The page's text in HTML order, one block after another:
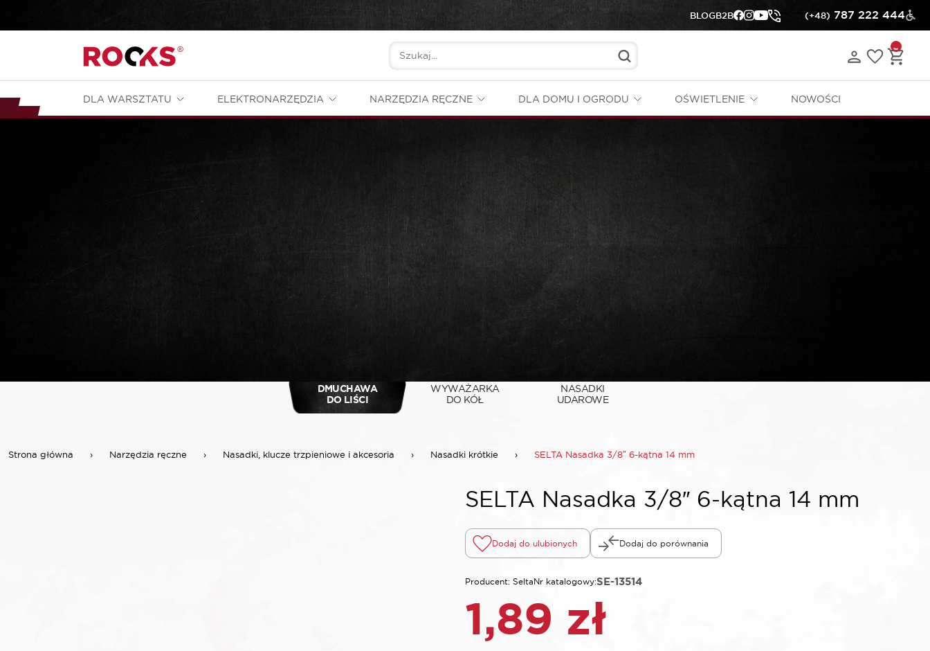
BLOGB2B (+48) 787 222 444
DLA WARSZTATU ELEKTRONARZĘDZIA NARZĘDZIA RĘCZNE DLA DOMU I OGRODU OŚWIETLENIE NOWOŚCI
DMUCHAWA
DO LIŚCI
WYWAŻARKA
DO KÓŁ
NASADKI
UDAROWE
Strona główna › Narzędzia ręczne › Nasadki, klucze trzpieniowe i akcesoria › Nasadki krótkie › SELTA Nasadka 3/8″ 6-kątna 14 mm
SELTA Nasadka 3/8″ 6-kątna 14 mm
Dodaj do ulubionych Dodaj do porównania
Producent: SeltaNr katalogowy:SE-13514
1,89 zł